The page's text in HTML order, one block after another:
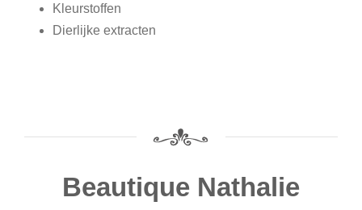
Kleurstoffen
Dierlijke extracten
Beautique Nathalie